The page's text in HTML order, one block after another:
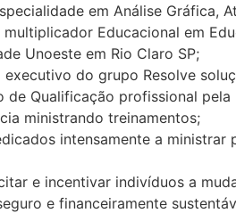
em Análise Gráfica,
Educacional em
Unoeste em Rio Claro SP;
do grupo Resolve
Qualificação profissional
ministrando treinamentos;
intensamente a
e incentivar indivíduos a
e financeiramente